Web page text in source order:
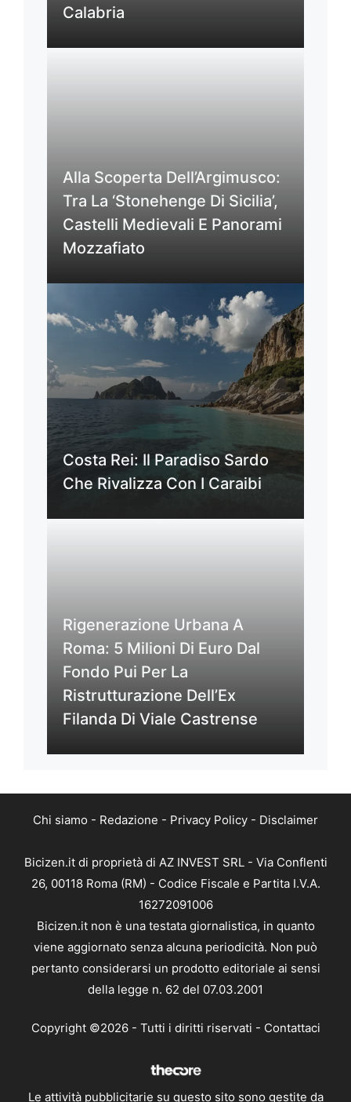
Calabria
Alla Scoperta Dell’Argimusco:
Tra La ‘Stonehenge Di Sicilia’,
Castelli Medievali E Panorami
Mozzafiato
Costa Rei: Il Paradiso Sardo
Che Rivalizza Con I Caraibi
Rigenerazione Urbana A
Roma: 5 Milioni Di Euro Dal
Fondo Pui Per La
Ristrutturazione Dell’Ex
Filanda Di Viale Castrense
Chi siamo - Redazione - Privacy Policy - Disclaimer
Bicizen.it di proprietà di AZ INVEST SRL - Via Conflenti
26, 00118 Roma (RM) - Codice Fiscale e Partita I.V.A.
16272091006
Bicizen.it non è una testata giornalistica, in quanto
viene aggiornato senza alcuna periodicità. Non può
pertanto considerarsi un prodotto editoriale ai sensi
della legge n. 62 del 07.03.2001
Copyright ©2026 - Tutti i diritti riservati - Contattaci
Le attività pubblicitarie su questo sito sono gestite da